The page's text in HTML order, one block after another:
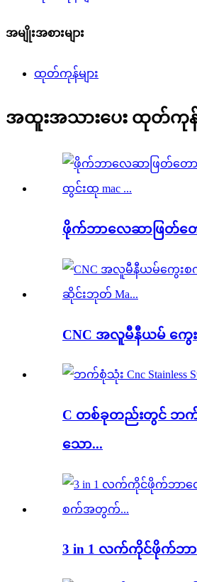
အမျိုးအစားများ
ထုတ်ကုန်များ
အထူးအသားပေး ထုတ်ကုန်မ
ဖိုက်ဘာလေဆာဖြတ်တေ
CNC အလူမီနီယမ် ကွေ
C တစ်ခုတည်းတွင် ဘက်
သော...
3 in 1 လက်ကိုင်ဖိုက်ဘ